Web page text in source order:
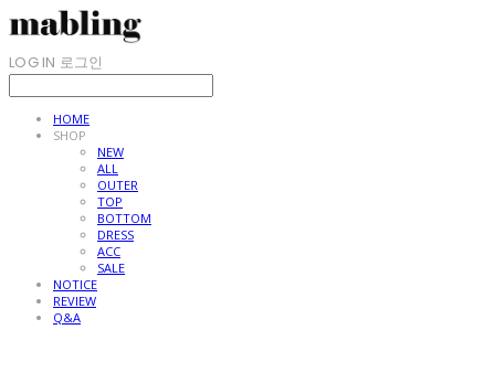
LOG IN 로그인
HOME
SHOP
NEW
ALL
OUTER
TOP
BOTTOM
DRESS
ACC
SALE
NOTICE
REVIEW
Q&A